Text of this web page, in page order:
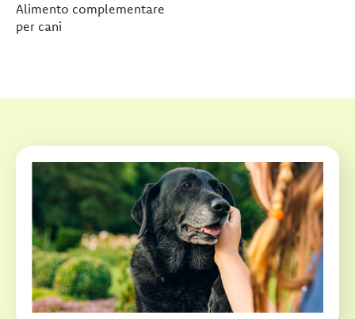
Alimento complementare
per cani